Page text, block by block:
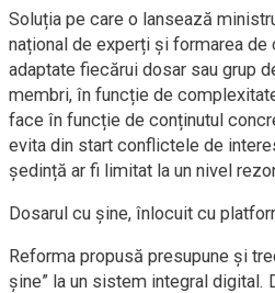
Soluția pe care o lansează
național de experți și formarea
adaptate fiecărui dosar sau grup
membri, în funcție de
face în funcție de conținutul
evita din start conflictele de
ședință ar fi limitat la un nivel
Dosarul cu șine, înlocuit cu
Reforma propusă presupune și
șine” la un sistem integral digital.